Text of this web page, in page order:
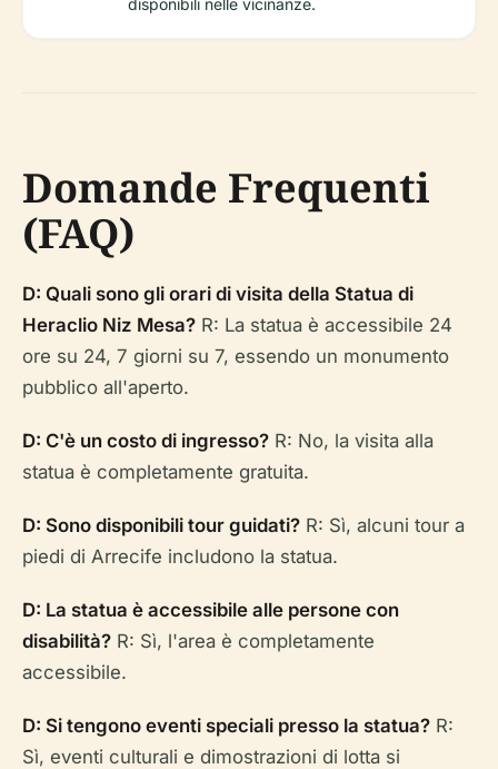
disponibili nelle vicinanze.
Domande Frequenti
(FAQ)
D: Quali sono gli orari di visita della Statua di
Heraclio Niz Mesa? R: La statua è accessibile 24
ore su 24, 7 giorni su 7, essendo un monumento
pubblico all'aperto.
D: C'è un costo di ingresso? R: No, la visita alla
statua è completamente gratuita.
D: Sono disponibili tour guidati? R: Sì, alcuni tour a
piedi di Arrecife includono la statua.
D: La statua è accessibile alle persone con
disabilità? R: Sì, l'area è completamente
accessibile.
D: Si tengono eventi speciali presso la statua? R:
Sì, eventi culturali e dimostrazioni di lotta si